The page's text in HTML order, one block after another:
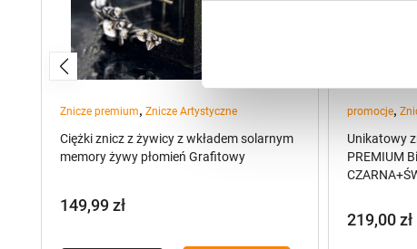
Znicze premium, Znicze Artystyczne
Ciężki znicz z żywicy z wkładem solarnym
memory żywy płomień Grafitowy
149,99zł
promocje,
Unikatowy
PREMIUM
219,00zł